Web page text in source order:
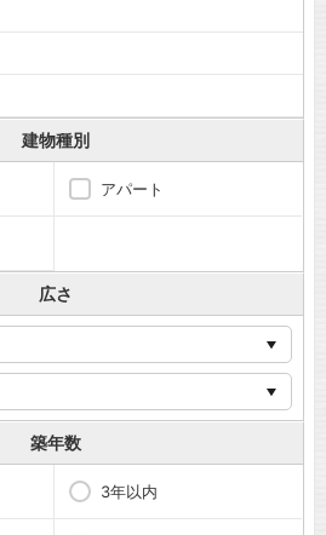
建物種別
アパート
広さ
築年数
3年以内